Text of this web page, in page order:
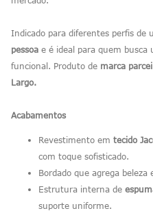
Indicado para diferentes perfis de
pessoa e é ideal para quem busca
funcional. Produto de marca
Largo.
Acabamentos
Revestimento em tecido
com toque sofisticado.
Bordado que agrega beleza
Estrutura interna de
suporte uniforme.